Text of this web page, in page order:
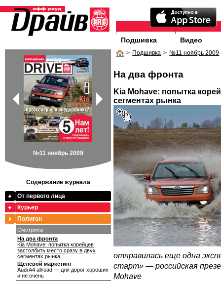
Подшивка Видео
> Подшивка > №11 ноябрь 2009
На два фронта
Kia Mohave: попытка
сегментах рынка
отправилась еще одна
старт» — российская
Mohave
№11 ноябрь 2009
Содержание журнала
От первого лица
Курьер
Полигон
Смотрины
На два фронта
Kia Mohave: попытка корейцев
застолбить место сразу в двух
сегментах рынка
Щелевой маркетинг
Audi A4 allroad — для дорог хороших
и не очень